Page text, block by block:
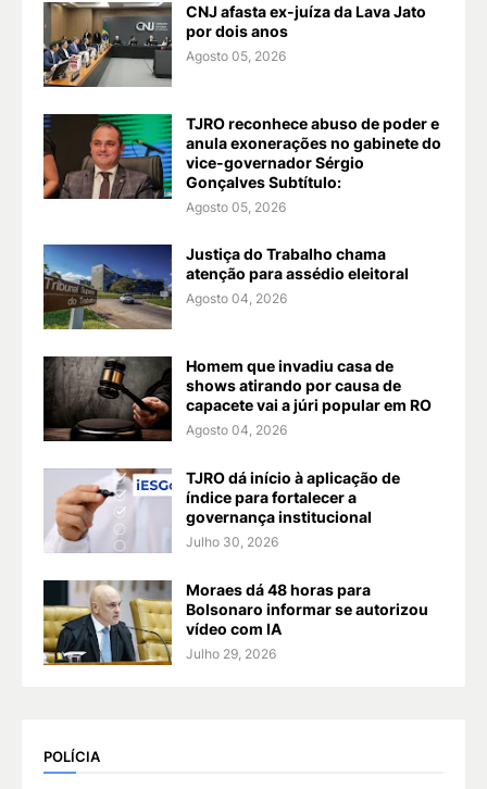
CNJ afasta ex-juíza da Lava Jato
por dois anos
Agosto 05, 2026
TJRO reconhece abuso de poder e
anula exonerações no gabinete do
vice-governador Sérgio
Gonçalves Subtítulo:
Agosto 05, 2026
Justiça do Trabalho chama
atenção para assédio eleitoral
Agosto 04, 2026
Homem que invadiu casa de
shows atirando por causa de
capacete vai a júri popular em RO
Agosto 04, 2026
TJRO dá início à aplicação de
índice para fortalecer a
governança institucional
Julho 30, 2026
Moraes dá 48 horas para
Bolsonaro informar se autorizou
vídeo com IA
Julho 29, 2026
POLÍCIA